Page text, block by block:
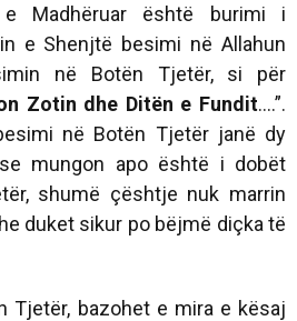
Madhëruar është burimi i
e Shenjtë besimi në Allahun
në Botën Tjetër, si për
Zotin dhe Ditën e Fundit….”.
në Botën Tjetër janë dy
mungon apo është i dobët
shumë çështje nuk marrin
duket sikur po bëjmë diçka të
Tjetër, bazohet e mira e kësaj